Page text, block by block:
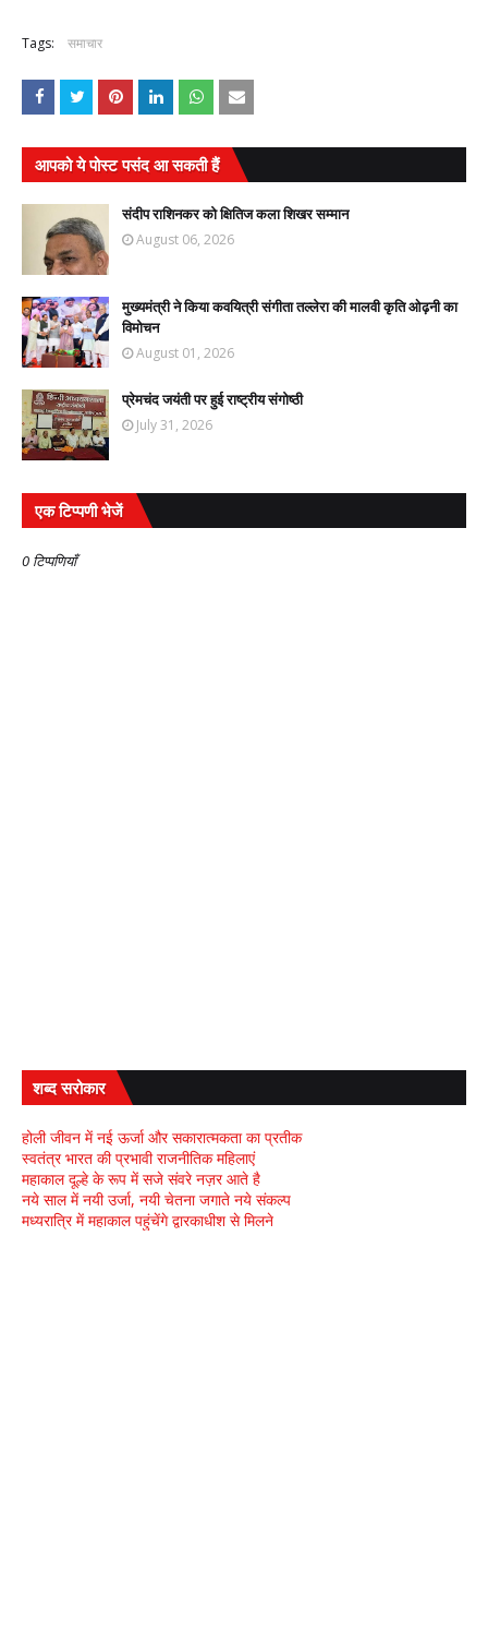
Tags: समाचार
आपको ये पोस्ट पसंद आ सकती हैं
संदीप राशिनकर को क्षितिज कला शिखर सम्मान
August 06, 2026
मुख्यमंत्री ने किया कवयित्री संगीता तल्लेरा की मालवी कृति ओढ़नी का
विमोचन
August 01, 2026
प्रेमचंद जयंती पर हुई राष्ट्रीय संगोष्ठी
July 31, 2026
एक टिप्पणी भेजें
0 टिप्पणियाँ
शब्द सरोकार
होली जीवन में नई ऊर्जा और सकारात्मकता का प्रतीक
स्वतंत्र भारत की प्रभावी राजनीतिक महिलाएं
महाकाल दूल्हे के रूप में सजे संवरे नज़र आते है
नये साल में नयी उर्जा, नयी चेतना जगाते नये संकल्प
मध्यरात्रि में महाकाल पहुंचेंगे द्वारकाधीश से मिलने